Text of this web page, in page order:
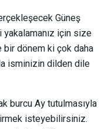
Güneş
yakalamanız için size
dönem ki çok daha
isminizin dilden dile
burcu Ay tutulmasıyla
isteyebilirsiniz.